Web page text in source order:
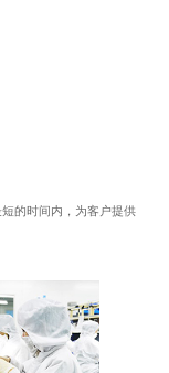
的时间内，为客户提供